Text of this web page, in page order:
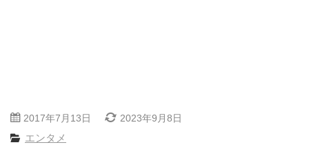
2017年7月13日 2023年9月8日
エンタメ